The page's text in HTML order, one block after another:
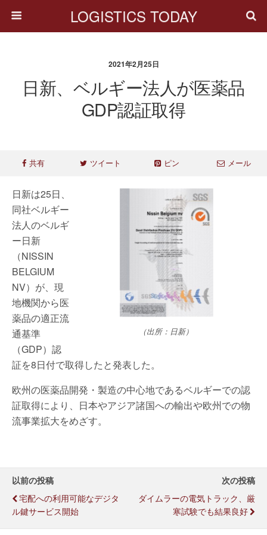
LOGISTICS TODAY
2021年2月25日
日新、ベルギー法人が医薬品
GDP認証取得
共有 ツイート ピン メール
（出所：日新）
日新は25日、
同社ベルギー
法人のベルギ
ー日新
（NISSIN
BELGIUM
NV）が、現
地機関から医
薬品の適正流
通基準
（GDP）認
証を8日付で取得したと発表した。
欧州の医薬品開発・製造の中心地であるベルギーでの認
証取得により、日本やアジア諸国への輸出や欧州での物
流事業拡大をめざす。
以前の投稿
宅配への利用可能なデジタ
ル鍵サービス開始
次の投稿
ダイムラーの電気トラック、厳
寒試験でも結果良好